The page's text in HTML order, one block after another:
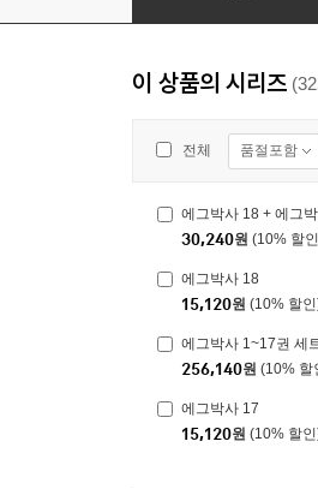
이 상품의 시리즈
전체 품절포함
에그박사 18 + 에그
30,240원 (10% 할
에그박사 18
15,120원 (10% 할
에그박사 1~17권 세
256,140원 (10% 할
에그박사 17
15,120원 (10% 할